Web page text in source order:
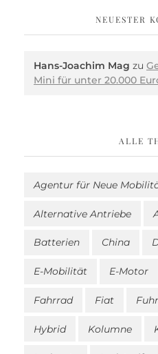
NEUESTER
Hans-Joachim Mag zu
Mini für unter 20.000
ALLE
Agentur für Neue
Alternative Antriebe
Batterien China
E-Mobilität E-Motor
Fahrrad Fiat
Hybrid Kolumne